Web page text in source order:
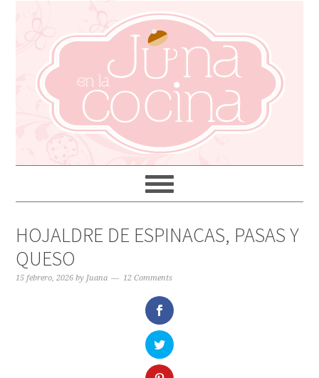
HOJALDRE DE ESPINACAS, PASAS Y
QUESO
15 febrero, 2026 by Juana 12 Comments